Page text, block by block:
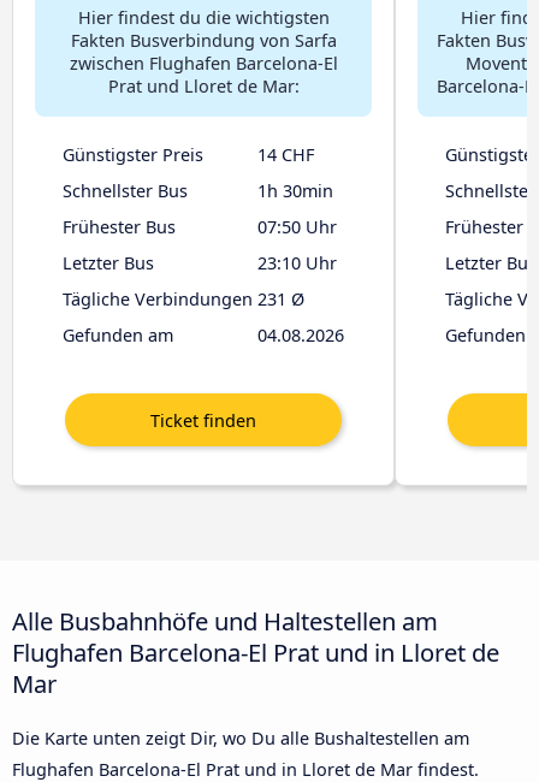
Hier findest du die wichtigsten
Fakten Busverbindung von Sarfa
zwischen Flughafen Barcelona-El
Prat und Lloret de Mar:
Günstigster Preis
14 CHF
Schnellster Bus
1h 30min
Frühester Bus
07:50 Uhr
Letzter Bus
23:10 Uhr
Tägliche Verbindungen 231 Ø
Gefunden am
04.08.2026
Hier
Fakten
Barcelona-
Schnellster
Frühester
Letzter Bus
Tägliche
Gefunden
Alle Busbahnhöfe und Haltestellen am
Flughafen Barcelona-El Prat und in Lloret de
Mar
Die Karte unten zeigt Dir, wo Du alle Bushaltestellen am
Flughafen Barcelona-El Prat und in Lloret de Mar findest.